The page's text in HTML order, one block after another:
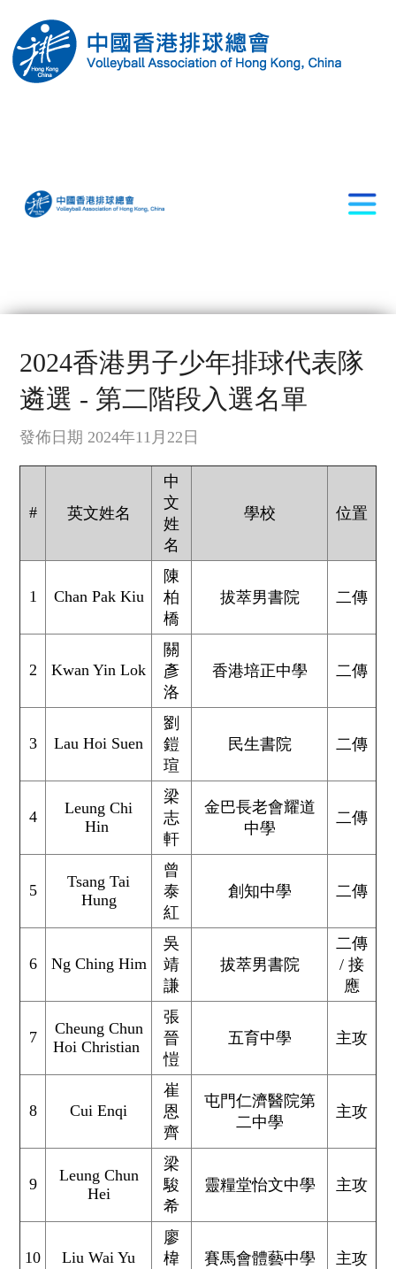
2024香港男子少年排球代表隊
遴選 - 第二階段入選名單
發佈日期 2024年11月22日
# 英文姓名
中
文
姓
名
學校 位置
1 Chan Pak Kiu
陳
柏
橋
拔萃男書院 二傳
2 Kwan Yin Lok
關
彥
洛
香港培正中學 二傳
3 Lau Hoi Suen
劉
鎧
瑄
民生書院 二傳
4
Leung Chi
Hin
梁
志
軒
金巴長老會耀道
中學
二傳
5
Tsang Tai
Hung
曾
泰
紅
創知中學 二傳
6 Ng Ching Him
吳
靖
謙
拔萃男書院
二傳
/ 接
應
7
Cheung Chun
Hoi Christian
張
晉
愷
五育中學 主攻
8 Cui Enqi
崔
恩
齊
屯門仁濟醫院第
二中學
主攻
9
Leung Chun
Hei
梁
駿
希
靈糧堂怡文中學 主攻
10 Liu Wai Yu
廖
椲
賽馬會體藝中學 主攻